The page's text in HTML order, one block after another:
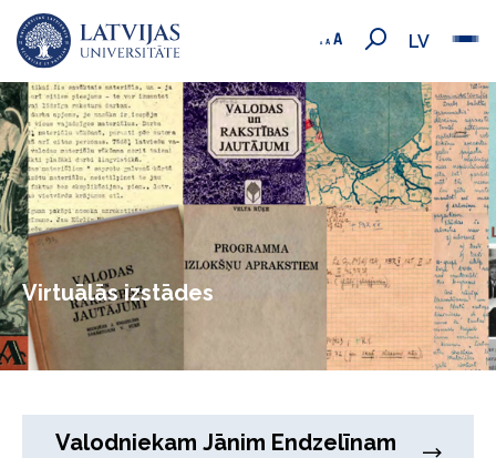
LV
Virtuālās izstādes
Valodniekam Jānim Endzelīnam